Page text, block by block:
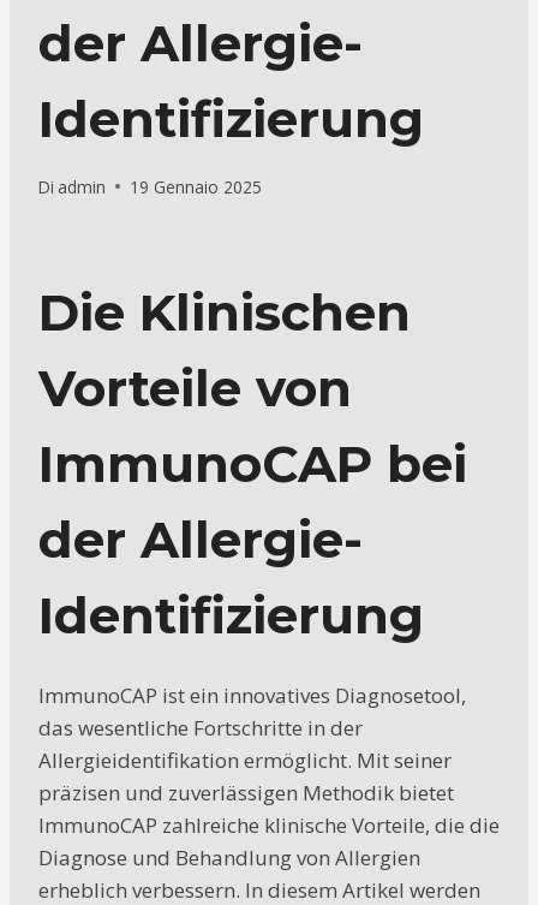
der Allergie-
Identifizierung
Di admin 19 Gennaio 2025
Die Klinischen
Vorteile von
ImmunoCAP bei
der Allergie-
Identifizierung
ImmunoCAP ist ein innovatives Diagnosetool,
das wesentliche Fortschritte in der
Allergieidentifikation ermöglicht. Mit seiner
präzisen und zuverlässigen Methodik bietet
ImmunoCAP zahlreiche klinische Vorteile, die die
Diagnose und Behandlung von Allergien
erheblich verbessern. In diesem Artikel werden